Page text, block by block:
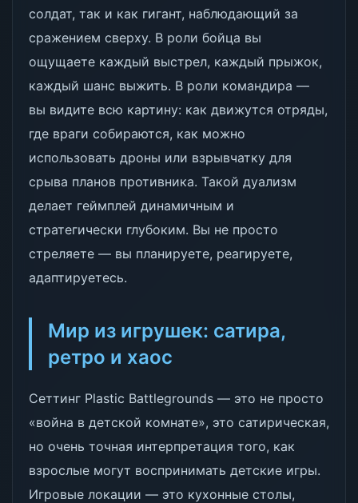
солдат, так и как гигант, наблюдающий за
сражением сверху. В роли бойца вы
ощущаете каждый выстрел, каждый прыжок,
каждый шанс выжить. В роли командира —
вы видите всю картину: как движутся отряды,
где враги собираются, как можно
использовать дроны или взрывчатку для
срыва планов противника. Такой дуализм
делает геймплей динамичным и
стратегически глубоким. Вы не просто
стреляете — вы планируете, реагируете,
адаптируетесь.
Мир из игрушек: сатира,
ретро и хаос
Сеттинг Plastic Battlegrounds — это не просто
«война в детской комнате», это сатирическая,
но очень точная интерпретация того, как
взрослые могут воспринимать детские игры.
Игровые локации — это кухонные столы,